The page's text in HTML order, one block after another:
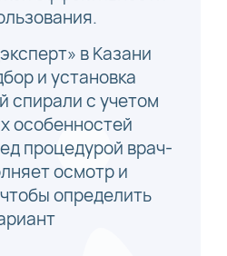
в Казани
и установка
спирали с учетом
особенностей
процедурой врач-
осмотр и
определить